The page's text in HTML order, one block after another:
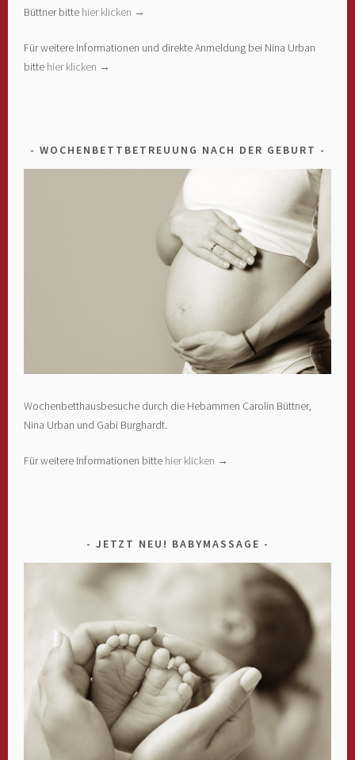
Büttner bitte hier klicken →
Für weitere Informationen und direkte Anmeldung bei Nina Urban
bitte hier klicken →
WOCHENBETTBETREUUNG NACH DER GEBURT
Wochenbetthausbesuche durch die Hebammen Carolin Büttner,
Nina Urban und Gabi Burghardt.
Für weitere Informationen bitte hier klicken →
JETZT NEU! BABYMASSAGE